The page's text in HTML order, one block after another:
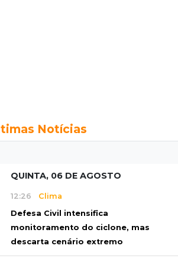
Notícias
QUINTA, 06 DE AGOSTO
12:26 Clima
Defesa Civil intensifica
monitoramento do ciclone, mas
descarta cenário extremo